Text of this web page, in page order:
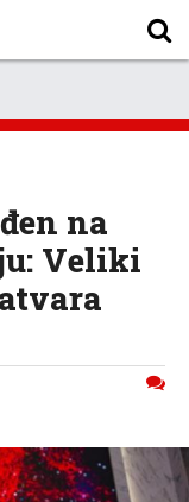
na
Veliki